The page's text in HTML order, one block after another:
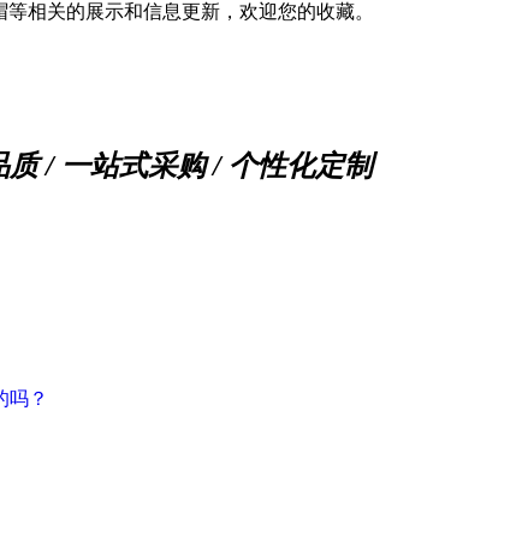
等相关的展示和信息更新，欢迎您的收藏。
/ 一站式采购 / 个性化定制
吗？